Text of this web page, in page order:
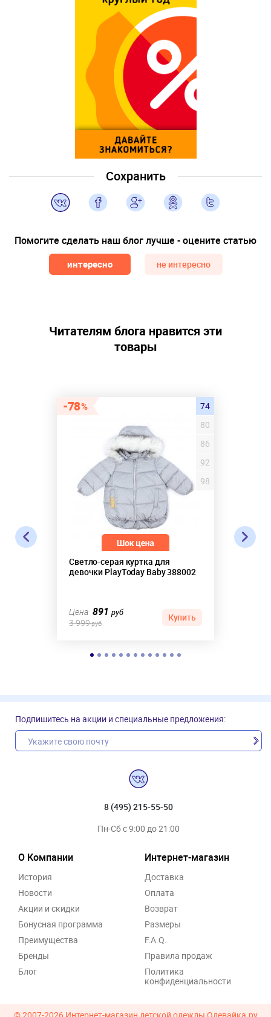
Сохранить
Помогите сделать наш блог лучше - оцените статью
интересно не интересно
Читателям блога нравится эти
товары
78
Светло-серая куртка для
девочки PlayToday Baby 388002
74
80
86
92
98
Цена 891руб
3 999руб
Купить
Подпишитесь на акции и специальные предложения:
8 (495) 215-55-50
Пн-Сб с 9:00 до 21:00
О Компании
История
Новости
Акции и скидки
Бонусная программа
Преимущества
Бренды
Блог
Интернет-магазин
Доставка
Оплата
Возврат
Размеры
F.A.Q.
Правила продаж
Политика
конфиденциальности